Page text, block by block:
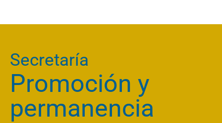
Secretaría
Promoción y
permanencia